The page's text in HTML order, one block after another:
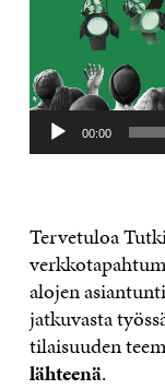
00:00
Tervetuloa
alojen
jatkuvasta
tilaisuuden
lähteenä.